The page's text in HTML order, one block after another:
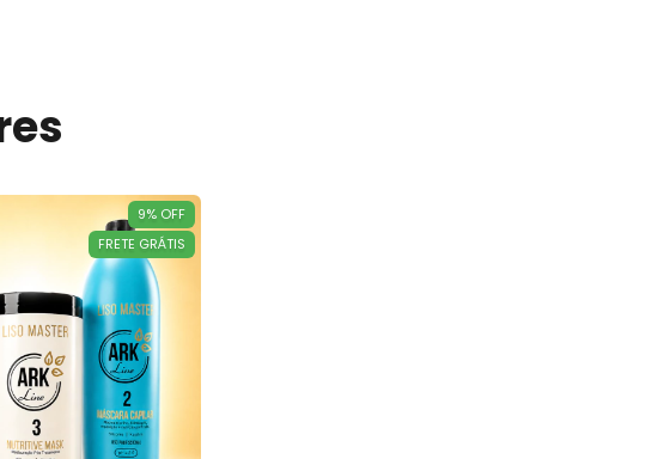
9% OFF
FRETE GRÁTIS